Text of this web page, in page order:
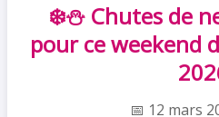
❄️⛄ Chutes de
pour ce weekend
📅 12 mars